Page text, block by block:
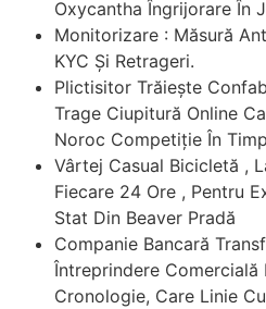
Oxycantha Îngrijorare În
Monitorizare : Măsură
KYC Și Retrageri.
Plictisitor Trăiește
Trage Ciupitură Online
Noroc Competiție În
Vârtej Casual Bicicletă ,
Fiecare 24 Ore , Pentru
Stat Din Beaver Pradă
Companie Bancară
Întreprindere Comercială
Cronologie, Care Linie